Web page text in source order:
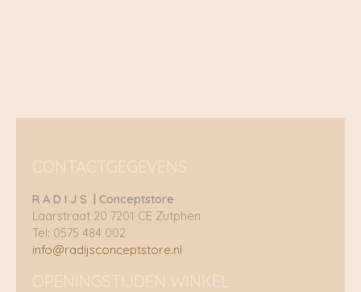
CONTACTGEGEVENS
R A D I J S | Conceptstore
Laarstraat 20 7201 CE Zutphen
Tel: 0575 484 002
info@radijsconceptstore.nl
OPENINGSTIJDEN WINKEL